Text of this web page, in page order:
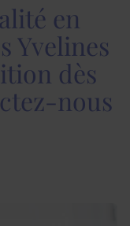
en
Yvelines
dès
nous